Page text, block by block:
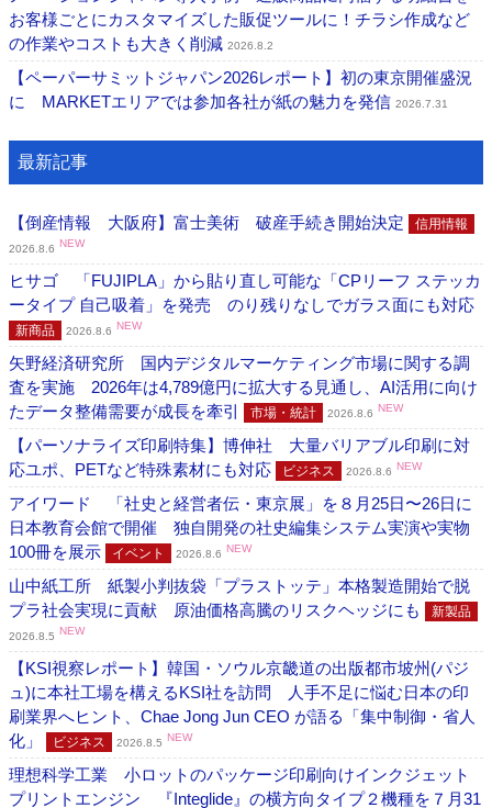
お客様ごとにカスタマイズした販促ツールに！チラシ作成など
の作業やコストも大きく削減 2026.8.2
【ペーパーサミットジャパン2026レポート】初の東京開催盛況
に MARKETエリアでは参加各社が紙の魅力を発信 2026.7.31
最新記事
【倒産情報 大阪府】富士美術 破産手続き開始決定 信用情報
2026.8.6 NEW
ヒサゴ 「FUJIPLA」から貼り直し可能な「CPリーフ ステッカ
ータイプ 自己吸着」を発売 のり残りなしでガラス面にも対応
新商品 2026.8.6 NEW
矢野経済研究所 国内デジタルマーケティング市場に関する調
査を実施 2026年は4,789億円に拡大する見通し、AI活用に向け
たデータ整備需要が成長を牽引
市場・統計 2026.8.6 NEW
【パーソナライズ印刷特集】博伸社 大量バリアブル印刷に対
応ユポ、PETなど特殊素材にも対応
ビジネス 2026.8.6 NEW
アイワード 「社史と経営者伝・東京展」を８月25日〜26日に
日本教育会館で開催 独自開発の社史編集システム実演や実物
100冊を展示
イベント 2026.8.6 NEW
山中紙工所 紙製小判抜袋「プラストッテ」本格製造開始で脱
プラ社会実現に貢献 原油価格高騰のリスクヘッジにも
新製品
2026.8.5 NEW
【KSI視察レポート】韓国・ソウル京畿道の出版都市坡州(パジ
ュ)に本社工場を構えるKSI社を訪問 人手不足に悩む日本の印
刷業界へヒント、Chae Jong Jun CEO が語る「集中制御・省人
化」
ビジネス 2026.8.5 NEW
理想科学工業 小ロットのパッケージ印刷向けインクジェット
プリントエンジン 『Integlide』の横方向タイプ２機種を７月31